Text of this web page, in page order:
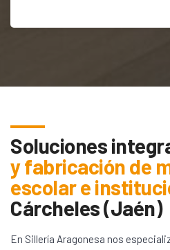
Soluciones
y fabricación de
escolar e
Cárcheles (Jaén)
En Sillería Aragonesa nos